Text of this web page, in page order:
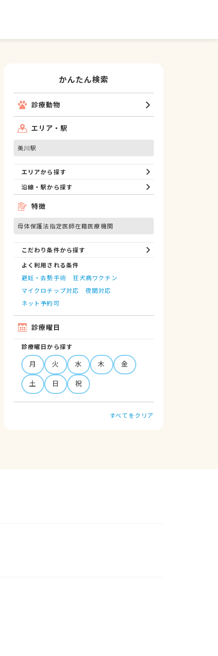
かんたん検索
診療動物
エリア・駅
美川駅
エリアから探す
沿線・駅から探す
特徴
母体保護法指定医師在籍医療機関
こだわり条件から探す
よく利用される条件
避妊・去勢手術
狂犬病ワクチン
マイクロチップ対応
夜間対応
ネット予約可
診療曜日
診療曜日から探す
月 火 水 木
金
土
日 祝
すべてをクリア